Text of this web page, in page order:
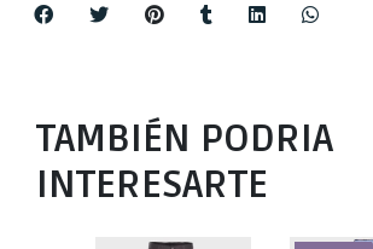
TAMBIÉN PODRIA
INTERESARTE